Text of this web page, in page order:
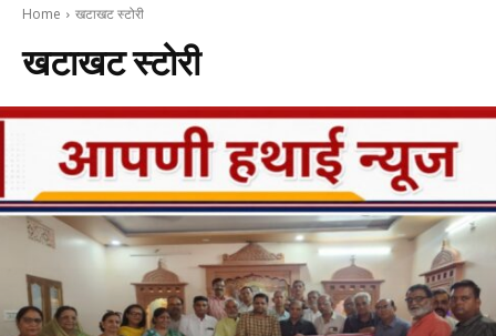
Home खटाखट स्टोरी
खटाखट स्टोरी